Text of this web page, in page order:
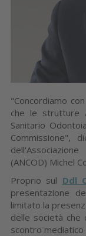
"Concordiamo
che le strutture
Sanitario
Commissione",
(ANCOD) Michel
Proprio sul Ddl
presentazione
limitato la
delle società che
scontro mediatico